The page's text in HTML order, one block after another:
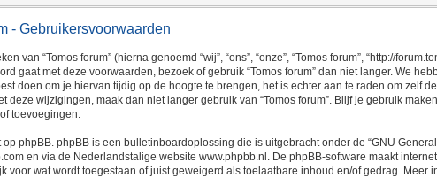
- Gebruikersvoorwaarden
van “Tomos forum” (hierna genoemd “wij”, “ons”, “onze”, “Tomos forum”, “http://
gaat met deze voorwaarden, bezoek of gebruik “Tomos forum” dan niet langer. We
doen om je hiervan tijdig op de hoogte te brengen, het is echter aan te raden om zelf
deze wijzigingen, maak dan niet langer gebruik van “Tomos forum”. Blijf je gebruik
toevoegingen.
op phpBB. phpBB is een bulletinboardoplossing die is uitgebracht onder de “GNU
en via de Nederlandstalige website www.phpbb.nl . De phpBB-software maakt
voor wat wordt toegestaan of juist geweigerd als toelaatbare inhoud en/of gedrag. Meer